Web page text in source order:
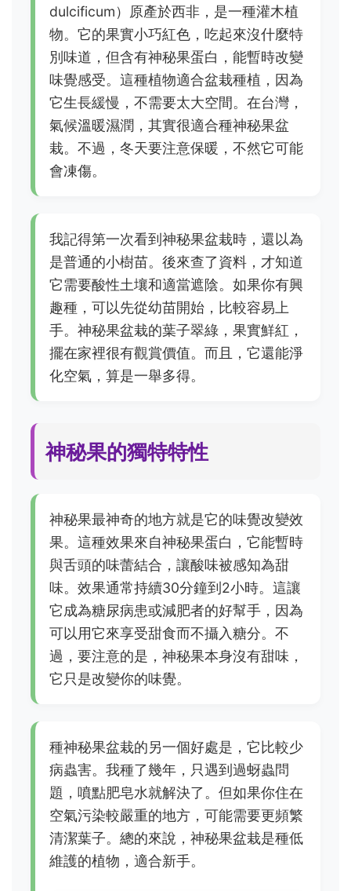
dulcificum）原產於西非，是一種灌木植
物。它的果實小巧紅色，吃起來沒什麼特
別味道，但含有神秘果蛋白，能暫時改變
味覺感受。這種植物適合盆栽種植，因為
它生長緩慢，不需要太大空間。在台灣，
氣候溫暖濕潤，其實很適合種神秘果盆
栽。不過，冬天要注意保暖，不然它可能
會凍傷。
我記得第一次看到神秘果盆栽時，還以為
是普通的小樹苗。後來查了資料，才知道
它需要酸性土壤和適當遮陰。如果你有興
趣種，可以先從幼苗開始，比較容易上
手。神秘果盆栽的葉子翠綠，果實鮮紅，
擺在家裡很有觀賞價值。而且，它還能淨
化空氣，算是一舉多得。
神秘果的獨特特性
神秘果最神奇的地方就是它的味覺改變效
果。這種效果來自神秘果蛋白，它能暫時
與舌頭的味蕾結合，讓酸味被感知為甜
味。效果通常持續30分鐘到2小時。這讓
它成為糖尿病患或減肥者的好幫手，因為
可以用它來享受甜食而不攝入糖分。不
過，要注意的是，神秘果本身沒有甜味，
它只是改變你的味覺。
種神秘果盆栽的另一個好處是，它比較少
病蟲害。我種了幾年，只遇到過蚜蟲問
題，噴點肥皂水就解決了。但如果你住在
空氣污染較嚴重的地方，可能需要更頻繁
清潔葉子。總的來說，神秘果盆栽是種低
維護的植物，適合新手。